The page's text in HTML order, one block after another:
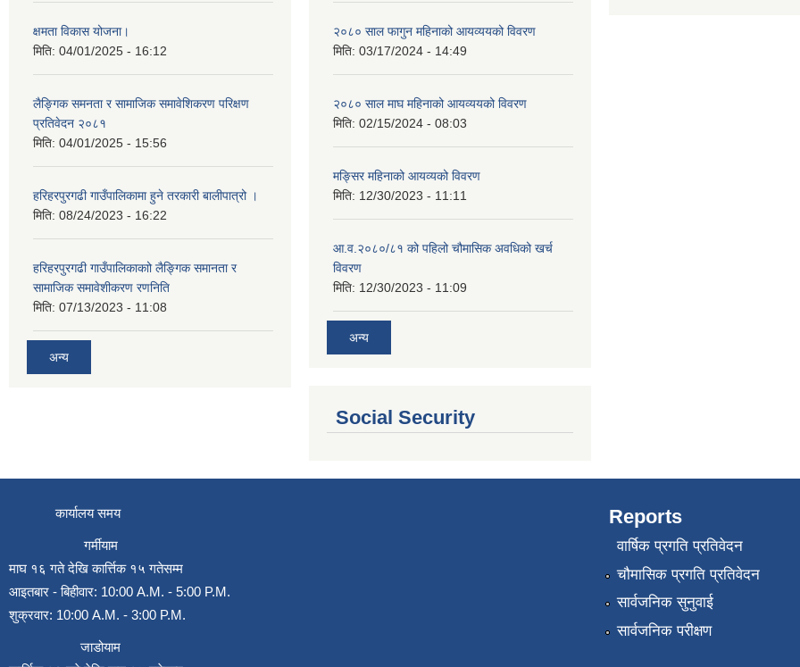
क्षमता विकास योजना।
मिति: 04/01/2025 - 16:12
लैङ्गिक समनता र सामाजिक समावेशिकरण परिक्षण
प्रतिवेदन २०८१
मिति: 04/01/2025 - 15:56
हरिहरपुरगढी गाउँपालिकामा हुने तरकारी बालीपात्रो ।
मिति: 08/24/2023 - 16:22
हरिहरपुरगढी गाउँपालिकाकाो लैङ्गिक समानता र
सामाजिक समावेशीकरण रणनिति
मिति: 07/13/2023 - 11:08
अन्य
२०८० साल फागुन महिनाको आयव्ययको विवरण
मिति: 03/17/2024 - 14:49
२०८० साल माघ महिनाको आयव्ययको विवरण
मिति: 02/15/2024 - 08:03
मङ्सिर महिनाको आयव्यको विवरण
मिति: 12/30/2023 - 11:11
आ.व.२०८०/८१ को पहिलो चौमासिक अवधिको खर्च
विवरण
मिति: 12/30/2023 - 11:09
अन्य
Social Security
कार्यालय समय
गर्मीयाम
माघ १६ गते देखि कार्त्तिक १५ गतेसम्म
आइतबार - बिहीवार: 10:00 A.M. - 5:00 P.M.
शुक्रवार: 10:00 A.M. - 3:00 P.M.
जाडोयाम
Reports
वार्षिक प्रगति प्रतिवेदन
चौमासिक प्रगति प्रतिवेदन
सार्वजनिक सुनुवाई
सार्वजनिक परीक्षण